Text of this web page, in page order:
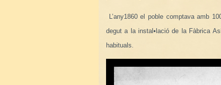
L’any1860 el poble comptava amb
degut a la instal•lació de la Fàbrica
habituals.